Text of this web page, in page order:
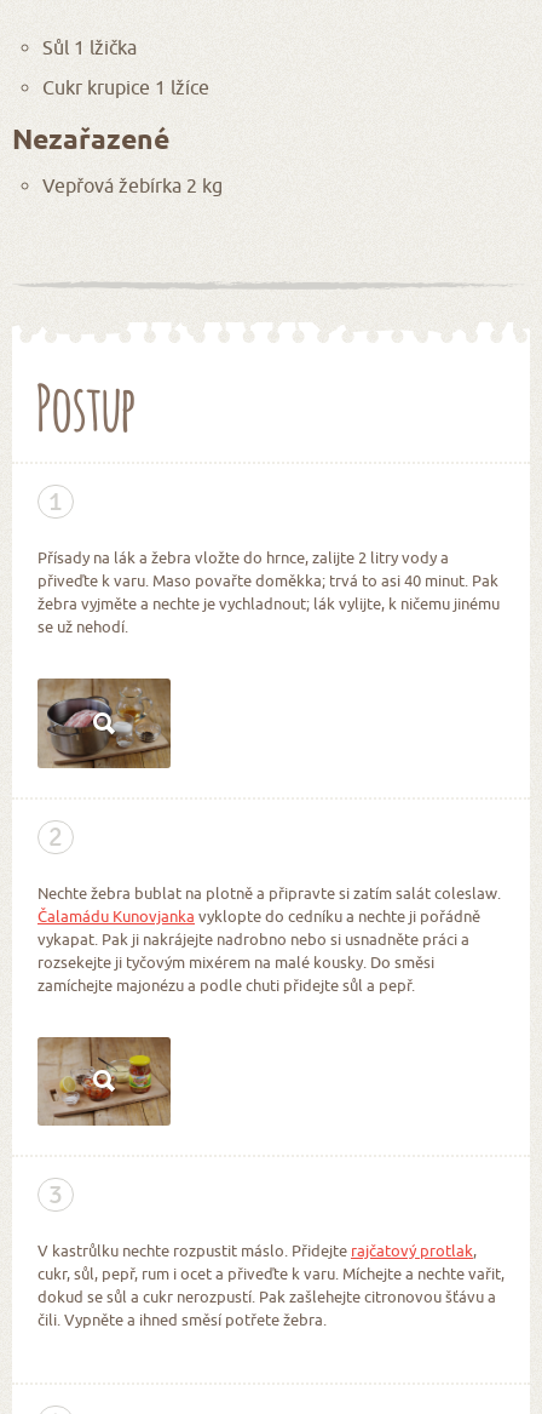
Sůl 1 lžička
Cukr krupice 1 lžíce
Nezařazené
Vepřová žebírka 2 kg
Postup
1
Přísady na lák a žebra vložte do hrnce, zalijte 2 litry vody a
přiveďte k varu. Maso povařte doměkka; trvá to asi 40 minut. Pak
žebra vyjměte a nechte je vychladnout; lák vylijte, k ničemu jinému
se už nehodí.
2
Nechte žebra bublat na plotně a připravte si zatím salát coleslaw.
Čalamádu Kunovjanka vyklopte do cedníku a nechte ji pořádně
vykapat. Pak ji nakrájejte nadrobno nebo si usnadněte práci a
rozsekejte ji tyčovým mixérem na malé kousky. Do směsi
zamíchejte majonézu a podle chuti přidejte sůl a pepř.
3
V kastrůlku nechte rozpustit máslo. Přidejte rajčatový protlak,
cukr, sůl, pepř, rum i ocet a přiveďte k varu. Míchejte a nechte vařit,
dokud se sůl a cukr nerozpustí. Pak zašlehejte citronovou šťávu a
čili. Vypněte a ihned směsí potřete žebra.